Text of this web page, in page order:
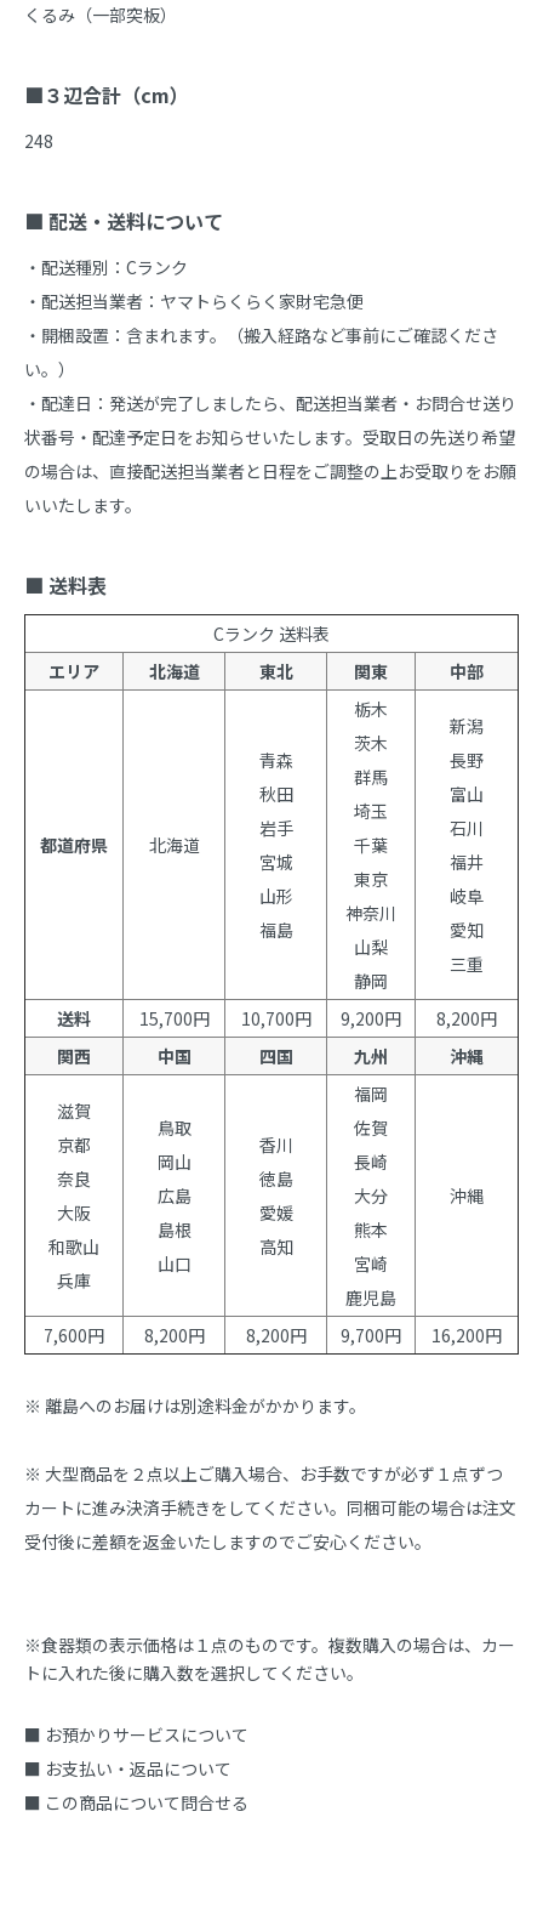
くるみ（一部突板）
■３辺合計（cm）
248
■ 配送・送料について
・配送種別：Cランク
・配送担当業者：ヤマトらくらく家財宅急便
・開梱設置：含まれます。（搬入経路など事前にご確認くださ
い。）
・配達日：発送が完了しましたら、配送担当業者・お問合せ送り
状番号・配達予定日をお知らせいたします。受取日の先送り希望
の場合は、直接配送担当業者と日程をご調整の上お受取りをお願
いいたします。
■ 送料表
Cランク 送料表
エリア
北海道 東北 関東 中部
都道府県 北海道
青森
秋田
岩手
宮城
山形
福島
栃木
茨木
群馬
埼玉
千葉
東京
神奈川
山梨
静岡
新潟
長野
富山
石川
福井
岐阜
愛知
三重
送料 15,700円 10,700円 9,200円
8,200円
関西
中国 四国 九州 沖縄
滋賀
京都
奈良
大阪
和歌山
兵庫
鳥取
岡山
広島
島根
山口
香川
徳島
愛媛
高知
福岡
佐賀
長崎
大分
熊本
宮崎
鹿児島
沖縄
7,600円 8,200円 8,200円 9,700円 16,200円
※ 離島へのお届けは別途料金がかかります。
※ 大型商品を２点以上ご購入場合、お手数ですが必ず１点ずつ
カートに進み決済手続きをしてください。同梱可能の場合は注文
受付後に差額を返金いたしますのでご安心ください。
※食器類の表示価格は１点のものです。複数購入の場合は、カー
トに入れた後に購入数を選択してください。
■ お預かりサービスについて
■ お支払い・返品について
■ この商品について問合せる